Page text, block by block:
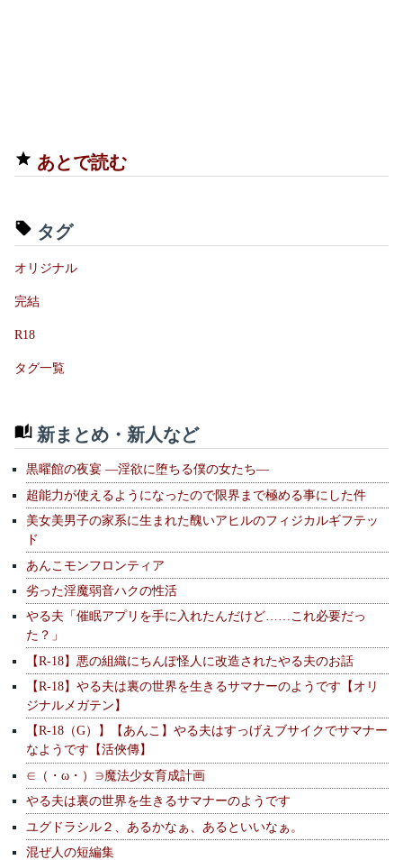
あとで読む
タグ
オリジナル
完結
R18
タグ一覧
新まとめ・新人など
黒曜館の夜宴 —淫欲に堕ちる僕の女たち—
超能力が使えるようになったので限界まで極める事にした件
美女美男子の家系に生まれた醜いアヒルのフィジカルギフテッ
ド
あんこモンフロンティア
劣った淫魔弱音ハクの性活
やる夫「催眠アプリを手に入れたんだけど……これ必要だっ
た？」
【R-18】悪の組織にちんぽ怪人に改造されたやる夫のお話
【R-18】やる夫は裏の世界を生きるサマナーのようです【オリ
ジナルメガテン】
【R-18（G）】【あんこ】やる夫はすっげえブサイクでサマナー
なようです【活俠傳】
∈（・ω・）∋魔法少女育成計画
やる夫は裏の世界を生きるサマナーのようです
ユグドラシル２、あるかなぁ、あるといいなぁ。
混ぜ人の短編集